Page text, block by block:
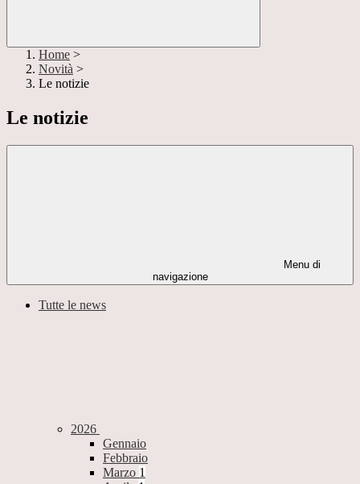
Home >
Novità >
Le notizie
Le notizie
Menu di
navigazione
Tutte le news
2026
Gennaio
Febbraio
Marzo 1